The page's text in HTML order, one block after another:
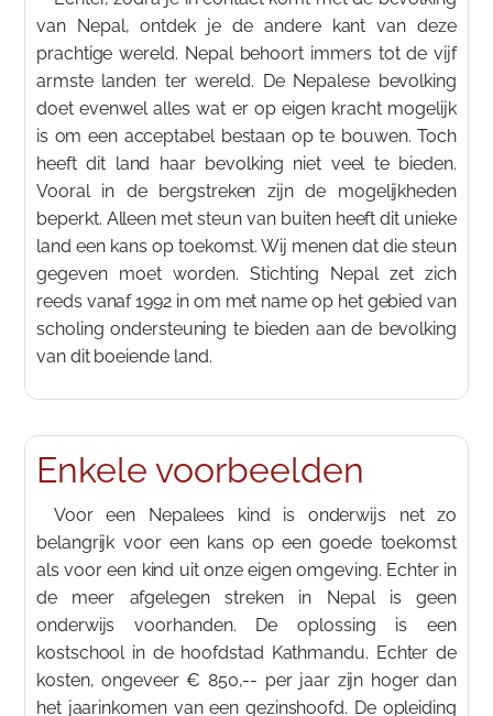
van Nepal, ontdek je de andere kant van deze
prachtige wereld. Nepal behoort immers tot de vijf
armste landen ter wereld. De Nepalese bevolking
doet evenwel alles wat er op eigen kracht mogelijk
is om een acceptabel bestaan op te bouwen. Toch
heeft dit land haar bevolking niet veel te bieden.
Vooral in de bergstreken zijn de mogelijkheden
beperkt. Alleen met steun van buiten heeft dit unieke
land een kans op toekomst. Wij menen dat die steun
gegeven moet worden. Stichting Nepal zet zich
reeds vanaf 1992 in om met name op het gebied van
scholing ondersteuning te bieden aan de bevolking
van dit boeiende land.
Enkele voorbeelden
Voor een Nepalees kind is onderwijs net zo
belangrijk voor een kans op een goede toekomst
als voor een kind uit onze eigen omgeving. Echter in
de meer afgelegen streken in Nepal is geen
onderwijs voorhanden. De oplossing is een
kostschool in de hoofdstad Kathmandu. Echter de
kosten, ongeveer € 850,-- per jaar zijn hoger dan
het jaarinkomen van een gezinshoofd. De opleiding